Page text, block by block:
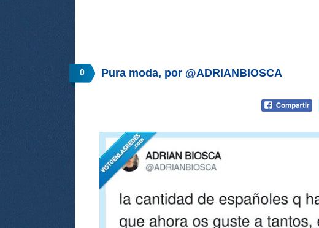
0 Pura moda, por @ADRIANBIOSCA